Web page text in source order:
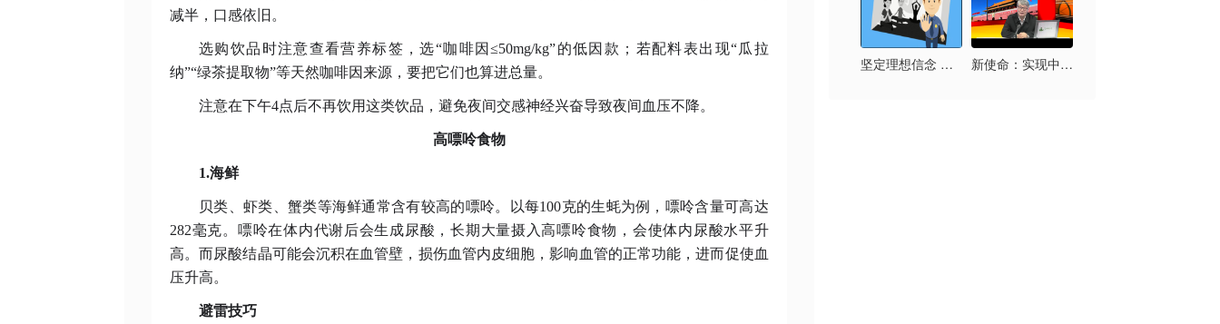
减半，口感依旧。
选购饮品时注意查看营养标签，选“咖啡因≤50mg/kg”的低因款；若配料表出现“瓜拉
纳”“绿茶提取物”等天然咖啡因来源，要把它们也算进总量。
注意在下午4点后不再饮用这类饮品，避免夜间交感神经兴奋导致夜间血压不降。
高嘌呤食物
1.海鲜
贝类、虾类、蟹类等海鲜通常含有较高的嘌呤。以每100克的生蚝为例，嘌呤含量可高达
282毫克。嘌呤在体内代谢后会生成尿酸，长期大量摄入高嘌呤食物，会使体内尿酸水平升
高。而尿酸结晶可能会沉积在血管壁，损伤血管内皮细胞，影响血管的正常功能，进而促使血
压升高。
避雷技巧
坚定理想信念 拒绝邪教腐蚀 新使命：实现中华民族伟大复兴